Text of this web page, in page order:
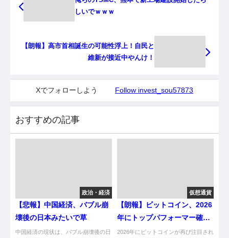
しいでｗｗｗ
【朗報】高市首相誕生の可能性浮上！自民と
維新が接近中やんけ！
Xでフォローしよう Follow invest_sou57873
おすすめの記事
政治・経済
【悲報】中国経済、バブル崩
壊後の日本みたいで草
中国経済の現状は、バブル崩壊後の日
仮想通貨
【朗報】ビットコイン、2026
年にトップパフォーマー確定
か？
2026年にビットコインが再び注目され